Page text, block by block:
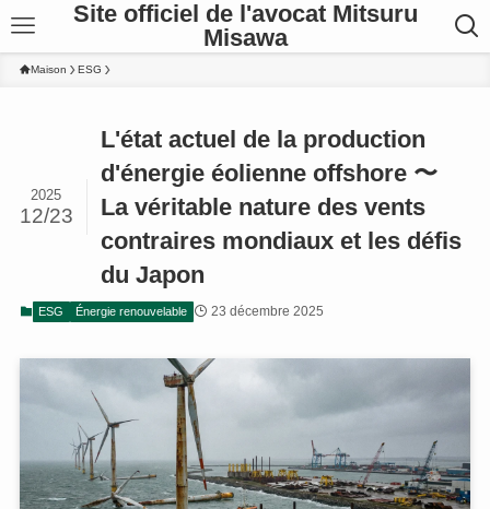
Site officiel de l'avocat Mitsuru
Misawa
Maison ESG
L'état actuel de la production
d'énergie éolienne offshore 〜
La véritable nature des vents
contraires mondiaux et les défis
du Japon
2025
12/23
ESG Énergie renouvelable 23 décembre 2025